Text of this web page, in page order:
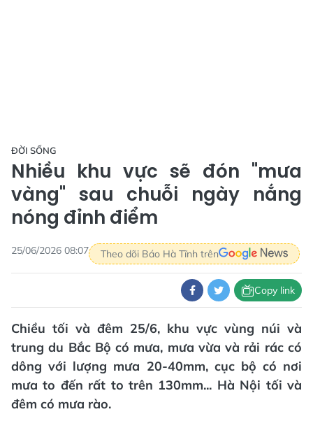
ĐỜI SỐNG
Nhiều khu vực sẽ đón "mưa
vàng" sau chuỗi ngày nắng
nóng đỉnh điểm
25/06/2026 08:07 Theo dõi Báo Hà Tĩnh trên
Copy link
Chiều tối và đêm 25/6, khu vực vùng núi và
trung du Bắc Bộ có mưa, mưa vừa và rải rác có
dông với lượng mưa 20-40mm, cục bộ có nơi
mưa to đến rất to trên 130mm... Hà Nội tối và
đêm có mưa rào.